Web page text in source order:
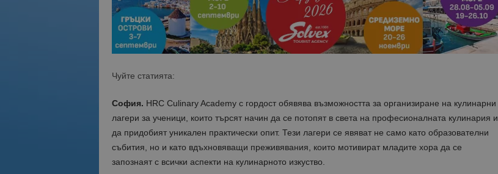
Чуйте статията:
София. HRC Culinary Academy с гордост обявява възможността за организиране на кулинарни
лагери за ученици, които търсят начин да се потопят в света на професионалната кулинария и
да придобият уникален практически опит. Тези лагери се явяват не само като образователни
събития, но и като вдъхновяващи преживявания, които мотивират младите хора да се
запознаят с всички аспекти на кулинарното изкуство.